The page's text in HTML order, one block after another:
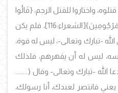
واختاروا للقتل الرجم، {قَالُوا
[الشعراء:116]، فلم يكن
-تبارك وتعالى-، ليس له قوة،
ليس له أن يقهرهم، فلذلك
الله -تبارك وتعالى- وقال {........
يعني فانتصر لعبدك، أنا رسولك،